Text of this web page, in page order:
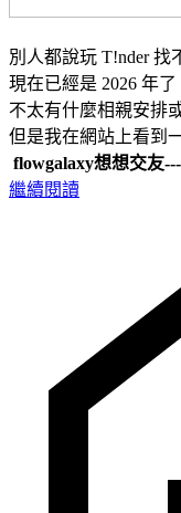
別人都說玩 T!nder 找
現在已經是 2026 年了
不太有什麼相親安排
但是我在網站上看到
flowgalaxy想想交友
繼續閱讀